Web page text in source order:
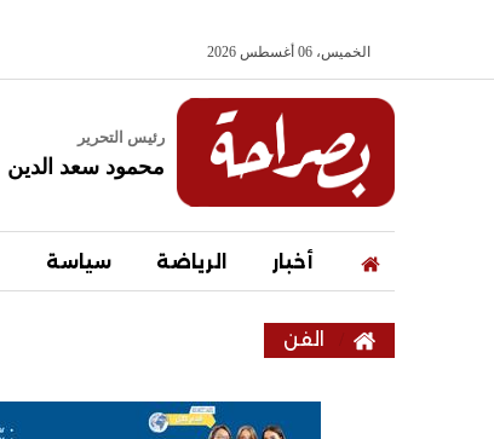
الخميس، 06 أغسطس 2026
رئيس التحرير
محمود سعد الدين
أخبار الرياضة سياسة
الفن